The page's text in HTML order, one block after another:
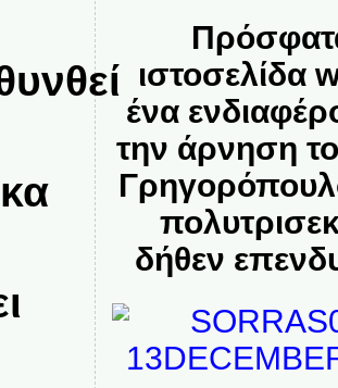
ιστοσελίδα
ένα
την άρνηση
δήθεν